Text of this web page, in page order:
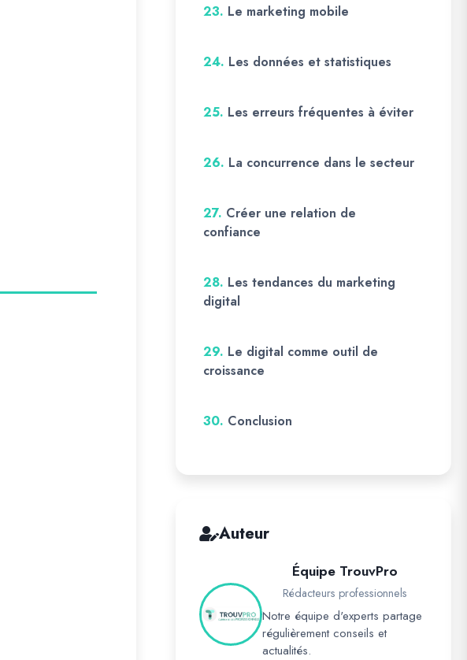
23. Le marketing mobile
24. Les données et statistiques
25. Les erreurs fréquentes à éviter
26. La concurrence dans le secteur
27. Créer une relation de
confiance
28. Les tendances du marketing
digital
29. Le digital comme outil de
croissance
30. Conclusion
Auteur
Équipe TrouvPro
Rédacteurs professionnels
Notre équipe d'experts partage
régulièrement conseils et
actualités.